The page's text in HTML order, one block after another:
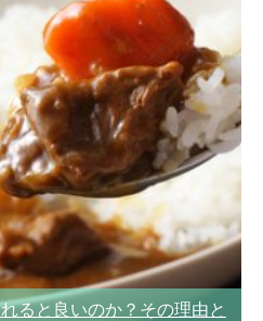
ると良いのか？その理由と